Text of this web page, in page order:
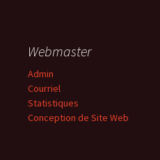
Webmaster
Admin
Courriel
Statistiques
Conception de Site Web